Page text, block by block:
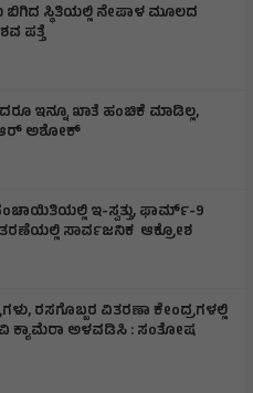
ಬಿಗಿದ ಸ್ಥಿತಿಯಲ್ಲಿ ನೇಪಾಳ ಮೂಲದ
ಪತ್ತೆ
ಇನ್ನೂ ಖಾತೆ ಹಂಚಿಕೆ ಮಾಡಿಲ್ಲ,
ಆರ್ ಅಶೋಕ್
ಇ-ಸ್ವತ್ತು, ಫಾರ್ಮ್-9
ಸಾರ್ವಜನಿಕ ಆಕ್ರೋಶ
ರಸಗೊಬ್ಬರ ವಿತರಣಾ ಕೇಂದ್ರಗಳಲ್ಲಿ
ಕ್ಯಾಮೆರಾ ಅಳವಡಿಸಿ : ಸಂತೋಷ